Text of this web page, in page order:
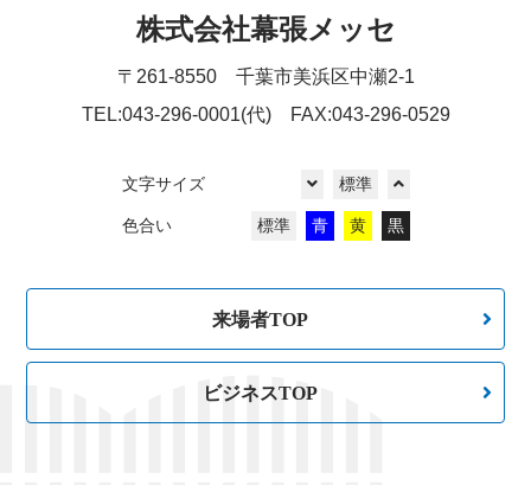
株式会社幕張メッセ
〒261-8550 千葉市美浜区中瀬2-1
TEL:043-296-0001(代) FAX:043-296-0529
文字サイズ 標準
色合い 標準 青 黄 黒
来場者TOP
ビジネスTOP